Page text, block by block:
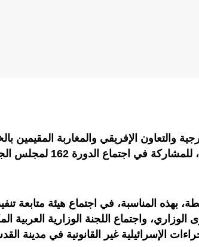
والتعاون الإفريقي والمغاربة المقيمين
اليوم الثلاثاء إلى القاهرة،
بهذه المناسبة، في اجتماع هيئة متابعة
الوزاري، واجتماع اللجنة الوزارية العربية
الإسرائيلية غير القانونية في مدينة